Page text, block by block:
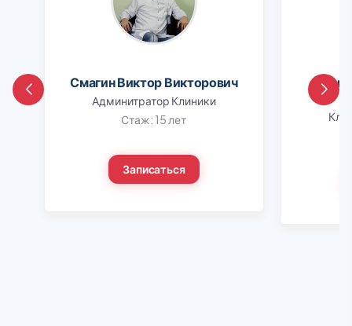
Смагин Виктор Викторович
Админитратор Клиники
Стаж: 15 лет
Записаться